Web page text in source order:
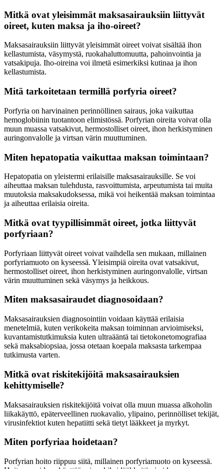
Mitkä ovat yleisimmät maksasairauksiin liittyvät
oireet, kuten maksa ja iho-oireet?
Maksasairauksiin liittyvät yleisimmät oireet voivat sisältää ihon
kellastumista, väsymystä, ruokahaluttomuutta, pahoinvointia ja
vatsakipuja. Iho-oireina voi ilmetä esimerkiksi kutinaa ja ihon
kellastumista.
Mitä tarkoitetaan termillä porfyria oireet?
Porfyria on harvinainen perinnöllinen sairaus, joka vaikuttaa
hemoglobiinin tuotantoon elimistössä. Porfyrian oireita voivat olla
muun muassa vatsakivut, hermostolliset oireet, ihon herkistyminen
auringonvalolle ja virtsan värin muuttuminen.
Miten hepatopatia vaikuttaa maksan toimintaan?
Hepatopatia on yleistermi erilaisille maksasairauksille. Se voi
aiheuttaa maksan tulehdusta, rasvoittumista, arpeutumista tai muita
muutoksia maksakudoksessa, mikä voi heikentää maksan toimintaa
ja aiheuttaa erilaisia oireita.
Mitkä ovat tyypillisimmät oireet, jotka liittyvät
porfyriaan?
Porfyriaan liittyvät oireet voivat vaihdella sen mukaan, millainen
porfyriamuoto on kyseessä. Yleisimpiä oireita ovat vatsakivut,
hermostolliset oireet, ihon herkistyminen auringonvalolle, virtsan
värin muuttuminen sekä väsymys ja heikkous.
Miten maksasairaudet diagnosoidaan?
Maksasairauksien diagnosointiin voidaan käyttää erilaisia
menetelmiä, kuten verikokeita maksan toiminnan arvioimiseksi,
kuvantamistutkimuksia kuten ultraääntä tai tietokonetomografiaa
sekä maksabiopsiaa, jossa otetaan koepala maksasta tarkempaa
tutkimusta varten.
Mitkä ovat riskitekijöitä maksasairauksien
kehittymiselle?
Maksasairauksien riskitekijöitä voivat olla muun muassa alkoholin
liikakäyttö, epäterveellinen ruokavalio, ylipaino, perinnölliset tekijät,
virusinfektiot kuten hepatiitti sekä tietyt lääkkeet ja myrkyt.
Miten porfyriaa hoidetaan?
Porfyrian hoito riippuu siitä, millainen porfyriamuoto on kyseessä.